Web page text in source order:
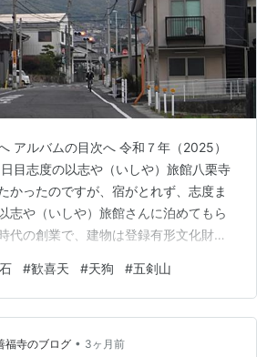
アルバムの目次へ 令和７年（2025）
目志度の以志や（いしや）旅館八栗寺
かったのですが、宿がとれず、志度ま
志や（いしや）旅館さんに泊めてもら
代の創業で、建物は登録有形文化財の
しません。順番を守って、琴電志度線
85番に参ります。琴電志度駅7:00 朝食
らと琴電志度駅へ向かいました。JR四
利用が香川県の一部地域に限られてい
#歓喜天 #天狗 #五剣山
福寺のブログ • 3ヶ月前